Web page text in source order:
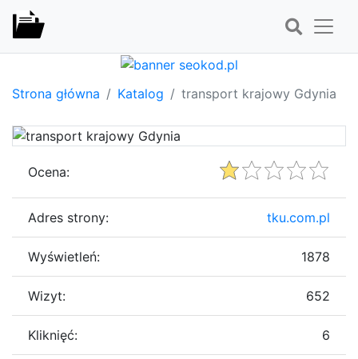
Strona główna Katalog transport krajowy Gdynia
Ocena:
Adres strony: tku.com.pl
Wyświetleń: 1878
Wizyt: 652
Kliknięć: 6